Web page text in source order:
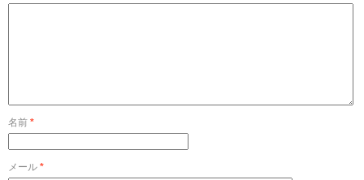
名前 *
メール *